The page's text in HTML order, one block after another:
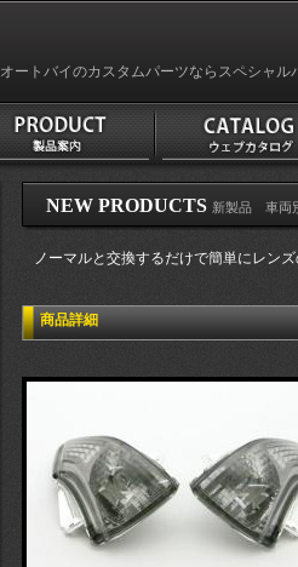
オートバイのカスタムパーツならスペシャル
NEW PRODUCTS 新製品 車両
ノーマルと交換するだけで簡単にレン
商品詳細